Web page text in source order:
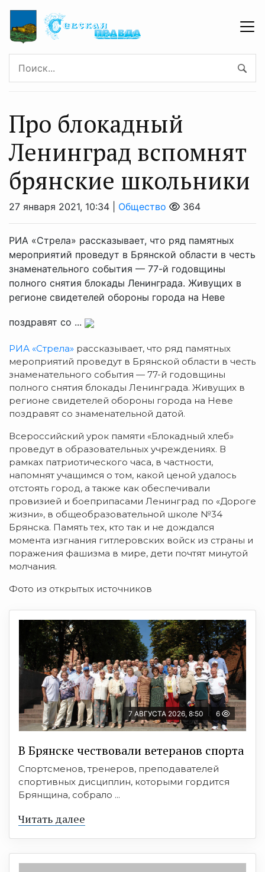
Про блокадный
Ленинград вспомнят
брянские школьники
27 января 2021, 10:34 | Общество 364
РИА «Стрела» рассказывает, что ряд памятных
мероприятий проведут в Брянской области в честь
знаменательного события — 77-й годовщины
полного снятия блокады Ленинграда. Живущих в
регионе свидетелей обороны города на Неве
поздравят со ...
РИА «Стрела» рассказывает, что ряд памятных
мероприятий проведут в Брянской области в честь
знаменательного события — 77-й годовщины
полного снятия блокады Ленинграда. Живущих в
регионе свидетелей обороны города на Неве
поздравят со знаменательной датой.
Всероссийский урок памяти «Блокадный хлеб»
проведут в образовательных учреждениях. В
рамках патриотического часа, в частности,
напомнят учащимся о том, какой ценой удалось
отстоять город, а также как обеспечивали
провизией и боеприпасами Ленинград по «Дороге
жизни», в общеобразовательной школе №34
Брянска. Память тех, кто так и не дождался
момента изгнания гитлеровских войск из страны и
поражения фашизма в мире, дети почтят минутой
молчания.
Фото из открытых источников
7 АВГУСТА 2026, 8:50 6
В Брянске чествовали ветеранов спорта
Спортсменов, тренеров, преподавателей
спортивных дисциплин, которыми гордится
Брянщина, собрало ...
Читать далее